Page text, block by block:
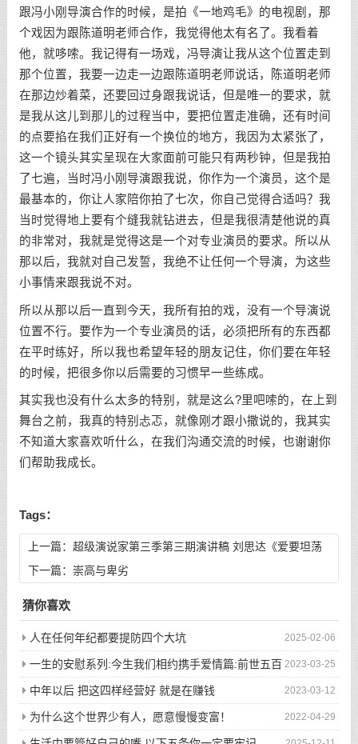
跟冯小刚导演合作的时候，是拍《一地鸡毛》的电视剧，那
个戏因为跟陈道明老师合作，我觉得他太有名了。我看着
他，就哆嗦。我记得有一场戏，冯导演让我从这个位置走到
那个位置，我要一边走一边跟陈道明老师说话，陈道明老师
在那边炒着菜，还要回过身跟我说话，但是唯一的要求，就
是我从这儿到那儿的过程当中，要把位置走准确，还有时间
的点要掐在我们正好有一个换位的地方，我因为太紧张了，
这一个镜头其实呈现在大家面前可能只有两秒钟，但是我拍
了七遍，当时冯小刚导演跟我说，你作为一个演员，这个是
最基本的，你让人家陪你拍了七次，你自己觉得合适吗？我
当时觉得地上要有个缝我就钻进去，但是我很清楚他说的真
的非常对，我就是觉得这是一个对专业演员的要求。所以从
那以后，我就对自己发誓，我绝不让任何一个导演，为这些
小事情来跟我说不对。
所以从那以后一直到今天，我所有拍的戏，没有一个导演说
位置不行。要作为一个专业演员的话，必须把所有的东西都
在平时练好，所以我也希望年轻的朋友记住，你们要在年轻
的时候，把很多你以后需要的习惯早一些练成。
其实我也没有什么太多的特别，就是这么?里吧嗦的，在上到
舞台之前，我真的特别忐忑，就像刚才跟小撒说的，我其实
不知道大家喜欢听什么，在我们沟通交流的时候，也谢谢你
们帮助我成长。
Tags：
上一篇： 超级演说家第三季第三期演讲稿 刘思达《爱要坦荡
荡》
下一篇： 崇高与卑劣
猜你喜欢
2025-02-06
人在任何年纪都要提防四个大坑
2023-03-25
一生的安慰系列:今生我们相约携手爱情篇:前世五百
次的回眸才换来今生的相遇
2023-03-12
中年以后 把这四样经营好 就是在赚钱
2022-04-29
为什么这个世界少有人，愿意慢慢变富！